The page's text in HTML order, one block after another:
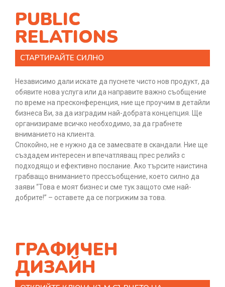
PUBLIC
RELATIONS
СТАРТИРАЙТЕ СИЛНО
Независимо дали искате да пуснете чисто нов продукт, да
обявите нова услуга или да направите важно съобщение
по време на пресконференция, ние ще проучим в детайли
бизнеса Ви, за да изградим най-добрата концепция. Ще
организираме всичко необходимо, за да грабнете
вниманието на клиента.
Спокойно, не е нужно да се замесвате в скандали. Ние ще
създадем интересен и впечатляващ прес релийз с
подходящо и ефективно послание. Ако търсите наистина
грабващо вниманието прессъобщение, което силно да
заяви “Това е моят бизнес и сме тук защото сме най-
добрите!” – оставете да се погрижим за това.
ГРАФИЧЕН
ДИЗАЙН